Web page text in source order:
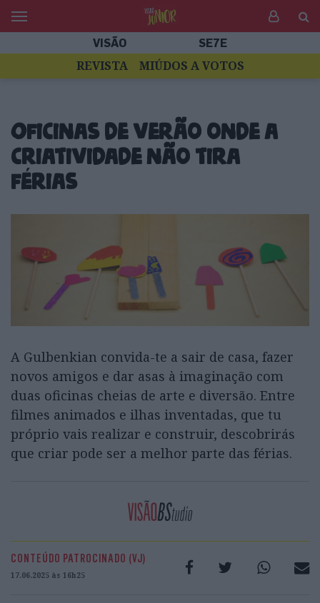
VISÃO SE7E
REVISTA MIÚDOS A VOTOS
Oficinas de verão onde a
criatividade não tira
férias
A Gulbenkian convida-te a sair de casa, fazer
novos amigos e dar asas à imaginação com
duas oficinas cheias de arte e diversão. Entre
filmes animados e ilhas inventadas, que tu
próprio vais realizar e construir, descobrirás
que criar pode ser a melhor parte das férias.
CONTEÚDO PATROCINADO (VJ)
17.06.2025 às 16h25